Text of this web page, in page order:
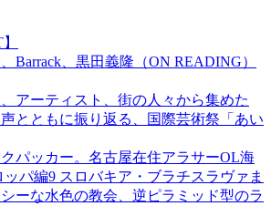
Barrack、黒田義隆（ON READING）
アーティスト、街の人々から集めた
とともに振り返る、国際芸術祭「あい
パッカー。名古屋在住アラサーOL海
パ編9 スロバキア・ブラチスラヴァま
ーな水色の教会、逆ピラミッド型のラ